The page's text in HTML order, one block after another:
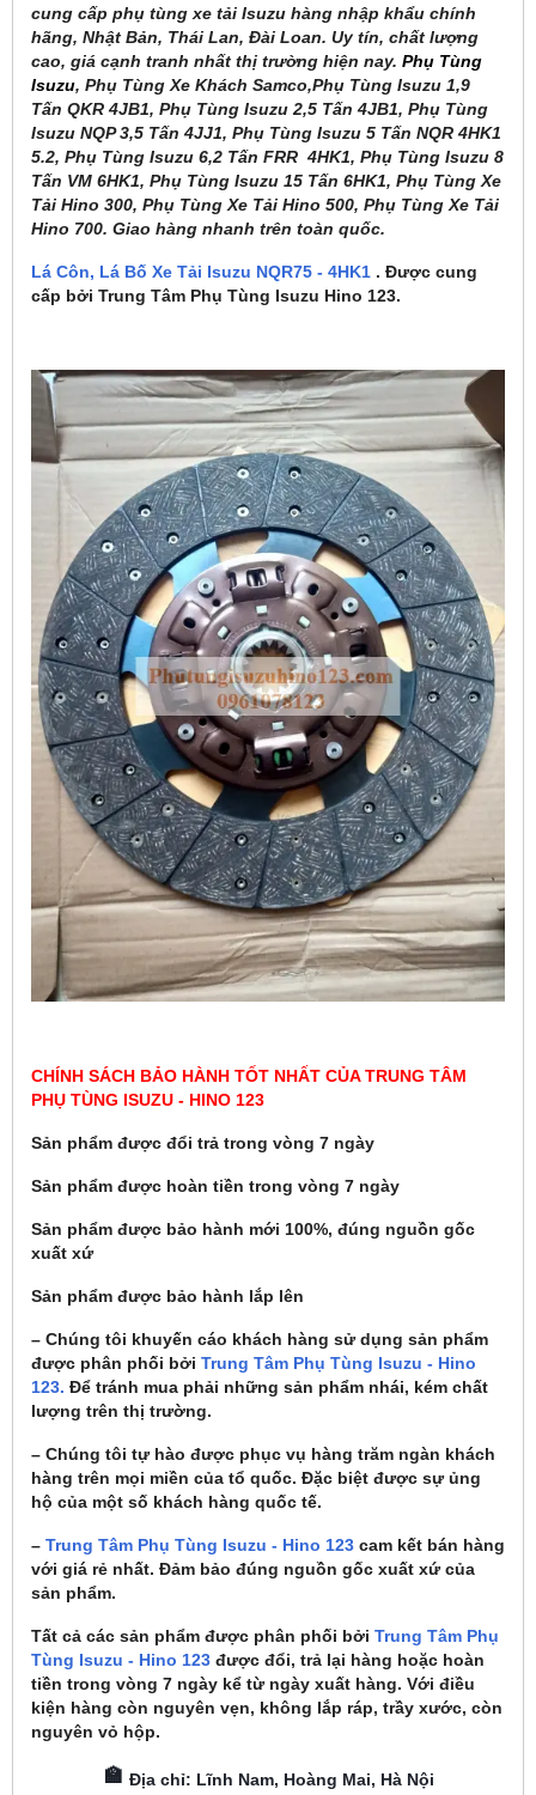
cung cấp phụ tùng xe tải Isuzu hàng nhập khẩu chính
hãng, Nhật Bản, Thái Lan, Đài Loan. Uy tín, chất lượng
cao, giá cạnh tranh nhất thị trường hiện nay. Phụ Tùng
Isuzu, Phụ Tùng Xe Khách Samco,Phụ Tùng Isuzu 1,9
Tấn QKR 4JB1, Phụ Tùng Isuzu 2,5 Tấn 4JB1, Phụ Tùng
Isuzu NQP 3,5 Tấn 4JJ1, Phụ Tùng Isuzu 5 Tấn NQR 4HK1
5.2, Phụ Tùng Isuzu 6,2 Tấn FRR 4HK1, Phụ Tùng Isuzu 8
Tấn VM 6HK1, Phụ Tùng Isuzu 15 Tấn 6HK1, Phụ Tùng Xe
Tải Hino 300, Phụ Tùng Xe Tải Hino 500, Phụ Tùng Xe Tải
Hino 700. Giao hàng nhanh trên toàn quốc.
Lá Côn, Lá Bố Xe Tải Isuzu NQR75 - 4HK1 . Được cung
cấp bởi Trung Tâm Phụ Tùng Isuzu Hino 123.
CHÍNH SÁCH BẢO HÀNH TỐT NHẤT CỦA TRUNG TÂM
PHỤ TÙNG ISUZU - HINO 123
Sản phẩm được đổi trả trong vòng 7 ngày
Sản phẩm được hoàn tiền trong vòng 7 ngày
Sản phẩm được bảo hành mới 100%, đúng nguồn gốc
xuất xứ
Sản phẩm được bảo hành lắp lên
– Chúng tôi khuyến cáo khách hàng sử dụng sản phẩm
được phân phối bởi Trung Tâm Phụ Tùng Isuzu - Hino
123. Để tránh mua phải những sản phẩm nhái, kém chất
lượng trên thị trường.
– Chúng tôi tự hào được phục vụ hàng trăm ngàn khách
hàng trên mọi miền của tổ quốc. Đặc biệt được sự ủng
hộ của một số khách hàng quốc tế.
– Trung Tâm Phụ Tùng Isuzu - Hino 123 cam kết bán hàng
với giá rẻ nhất. Đảm bảo đúng nguồn gốc xuất xứ của
sản phẩm.
Tất cả các sản phẩm được phân phối bởi Trung Tâm Phụ
Tùng Isuzu - Hino 123 được đổi, trả lại hàng hoặc hoàn
tiền trong vòng 7 ngày kể từ ngày xuất hàng. Với điều
kiện hàng còn nguyên vẹn, không lắp ráp, trầy xước, còn
nguyên vỏ hộp.
🏫 Địa chỉ: Lĩnh Nam, Hoàng Mai, Hà Nội